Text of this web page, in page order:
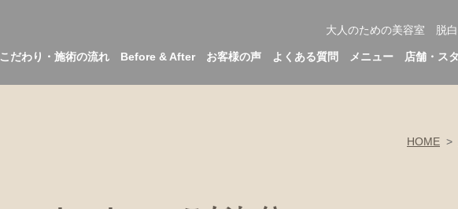
大人のための美容室 脱白
こだわり・施術の流れ Before & After お客様の声 よくある質問 メニュー 店舗・ス
HOME >